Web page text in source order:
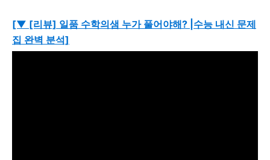
[▼ [리뷰] 일품 수학의샘 누가 풀어야해? |수능 내신 문제
집 완벽 분석]